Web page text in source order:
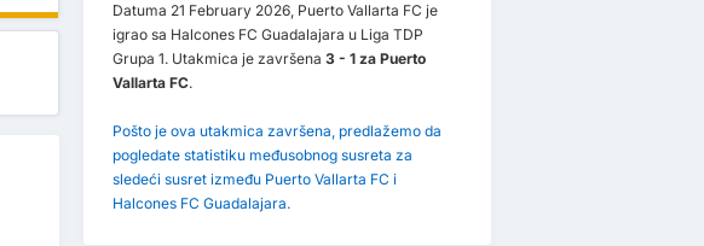
Datuma 21 February 2026, Puerto Vallarta FC je
igrao sa Halcones FC Guadalajara u Liga TDP
Grupa 1. Utakmica je završena 3 - 1 za Puerto
Vallarta FC.
Pošto je ova utakmica završena, predlažemo da
pogledate statistiku međusobnog susreta za
sledeći susret između Puerto Vallarta FC i
Halcones FC Guadalajara.